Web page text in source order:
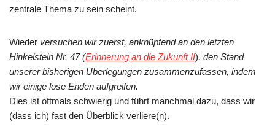
zentrale Thema zu sein scheint.
Wieder versuchen wir zuerst, anknüpfend an den letzten
Hinkelstein Nr. 47 (Erinnerung an die Zukunft II), den Stand
unserer bisherigen Überlegungen zusammenzufassen, indem
wir einige lose Enden aufgreifen.
Dies ist oftmals schwierig und führt manchmal dazu, dass wir
(dass ich) fast den Überblick verliere(n).